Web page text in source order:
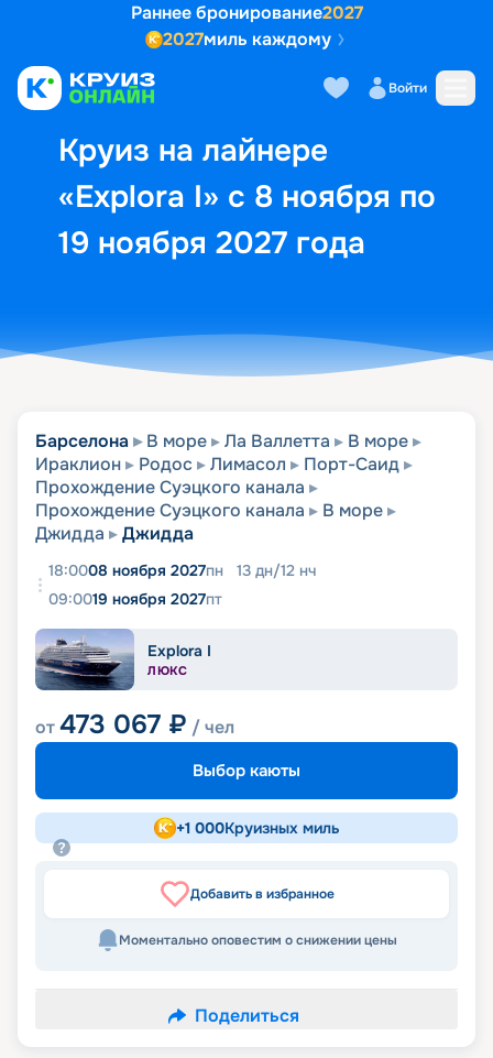
Раннее бронирование2027
2027миль каждому
Войти
Круиз на лайнере
«Explora I» с 8 ноября по
19 ноября 2027 года
Выбор кают Маршрут и
Барселона В море Ла Валлетта
В море
Ираклион
Родос Лимасол
Порт-Саид
Прохождение Суэцкого канала
Прохождение Суэцкого канала
В море
Джидда
Джидда
18:0008 ноября 2027пн 13 дн/12 нч
09:0019 ноября 2027пт
Explora I
ЛЮКС
от473 067 ₽ / чел
Выбор каюты
+1 000Круизных миль
Добавить в избранное
Моментально оповестим о снижении цены
Поделиться